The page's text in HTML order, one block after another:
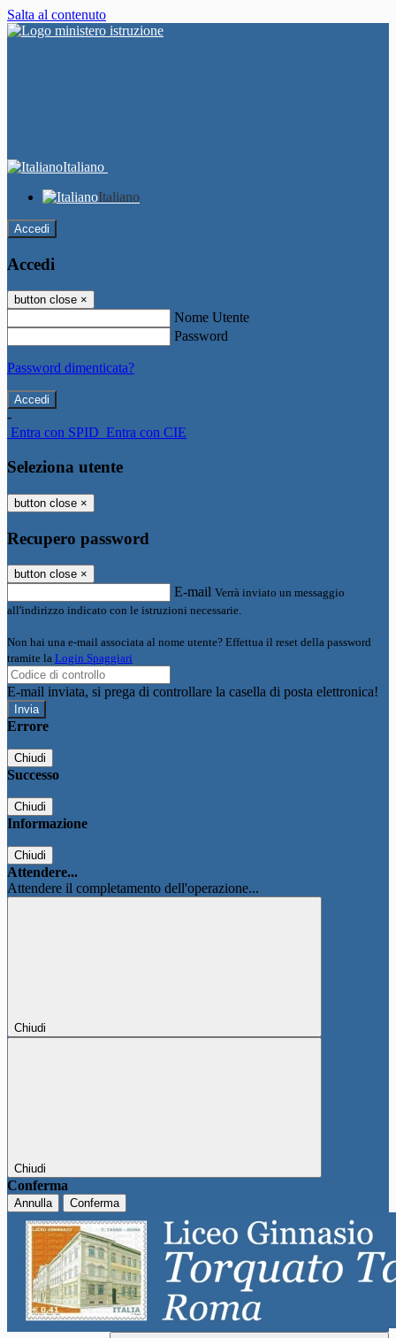
Salta al contenuto
Italiano
Italiano
Accedi
Accedi
button close ×
Nome Utente
Password
Password dimenticata?
-
Entra con SPID Entra con CIE
Seleziona utente
button close ×
Recupero password
button close ×
E-mail Verrà inviato un messaggio
all'indirizzo indicato con le istruzioni necessarie.
Non hai una e-mail associata al nome utente? Effettua il reset della password
tramite la Login Spaggiari
E-mail inviata, si prega di controllare la casella di posta elettronica!
Errore
Chiudi
Successo
Chiudi
Informazione
Chiudi
Attendere...
Attendere il completamento dell'operazione...
Chiudi
Chiudi
Conferma
Annulla Conferma